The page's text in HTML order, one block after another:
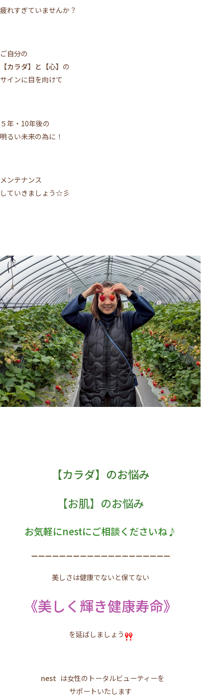
疲れすぎていませんか？
ご自分の
【カラダ】と【心】 の
サインに目を向けて
５年・10年後の
明るい未来の為に！
メンテナンス
していきましょう☆彡
【カラダ】のお悩み
【お肌】のお悩み
お気軽にnestにご相談くださいね♪
ーーーーーーーーーーーーーーーーーーーー
美しさは健康でないと保てない
《美しく輝き健康寿命》
を延ばしましょう
nest は女性のトータルビューティーを
サポートいたします